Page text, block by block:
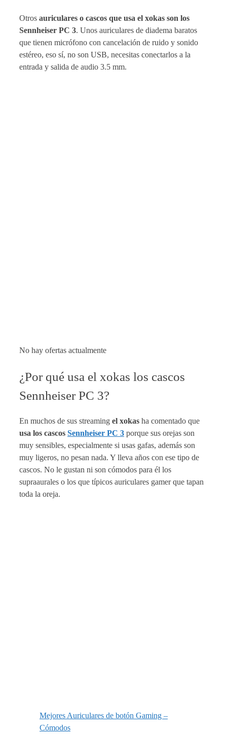
Otros auriculares o cascos que usa el xokas son los
Sennheiser PC 3. Unos auriculares de diadema baratos
que tienen micrófono con cancelación de ruido y sonido
estéreo, eso sí, no son USB, necesitas conectarlos a la
entrada y salida de audio 3.5 mm.
No hay ofertas actualmente
¿Por qué usa el xokas los cascos
Sennheiser PC 3?
En muchos de sus streaming el xokas ha comentado que
usa los cascos Sennheiser PC 3 porque sus orejas son
muy sensibles, especialmente si usas gafas, además son
muy ligeros, no pesan nada. Y lleva años con ese tipo de
cascos. No le gustan ni son cómodos para él los
supraaurales o los que típicos auriculares gamer que tapan
toda la oreja.
Mejores Auriculares de botón Gaming –
Cómodos